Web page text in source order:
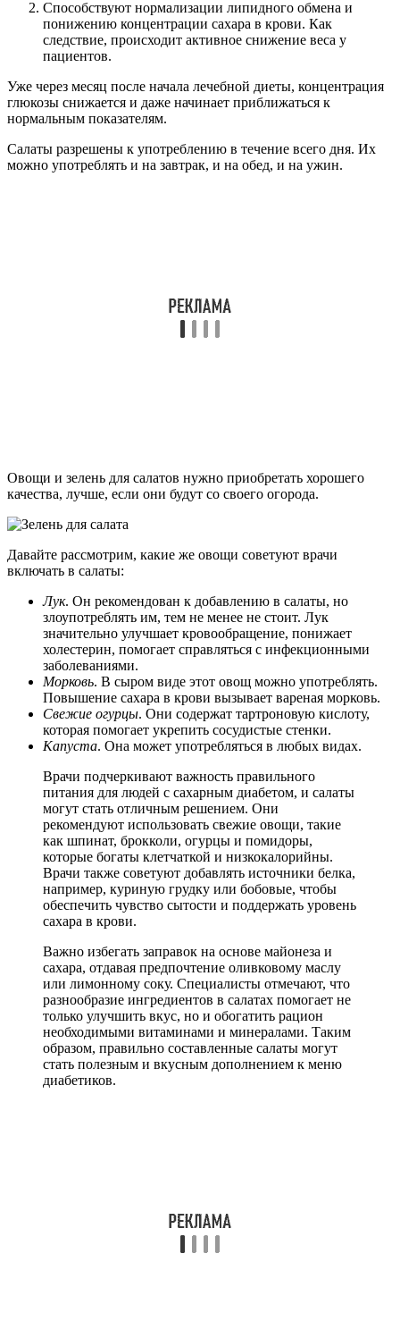
Способствуют нормализации липидного обмена и
понижению концентрации сахара в крови. Как
следствие, происходит активное снижение веса у
пациентов.
Уже через месяц после начала лечебной диеты, концентрация
глюкозы снижается и даже начинает приближаться к
нормальным показателям.
Салаты разрешены к употреблению в течение всего дня. Их
можно употреблять и на завтрак, и на обед, и на ужин.
Овощи и зелень для салатов нужно приобретать хорошего
качества, лучше, если они будут со своего огорода.
Давайте рассмотрим, какие же овощи советуют врачи
включать в салаты:
Лук. Он рекомендован к добавлению в салаты, но
злоупотреблять им, тем не менее не стоит. Лук
значительно улучшает кровообращение, понижает
холестерин, помогает справляться с инфекционными
заболеваниями.
Морковь. В сыром виде этот овощ можно употреблять.
Повышение сахара в крови вызывает вареная морковь.
Свежие огурцы. Они содержат тартроновую кислоту,
которая помогает укрепить сосудистые стенки.
Капуста. Она может употребляться в любых видах.
Врачи подчеркивают важность правильного
питания для людей с сахарным диабетом, и салаты
могут стать отличным решением. Они
рекомендуют использовать свежие овощи, такие
как шпинат, брокколи, огурцы и помидоры,
которые богаты клетчаткой и низкокалорийны.
Врачи также советуют добавлять источники белка,
например, куриную грудку или бобовые, чтобы
обеспечить чувство сытости и поддержать уровень
сахара в крови.
Важно избегать заправок на основе майонеза и
сахара, отдавая предпочтение оливковому маслу
или лимонному соку. Специалисты отмечают, что
разнообразие ингредиентов в салатах помогает не
только улучшить вкус, но и обогатить рацион
необходимыми витаминами и минералами. Таким
образом, правильно составленные салаты могут
стать полезным и вкусным дополнением к меню
диабетиков.